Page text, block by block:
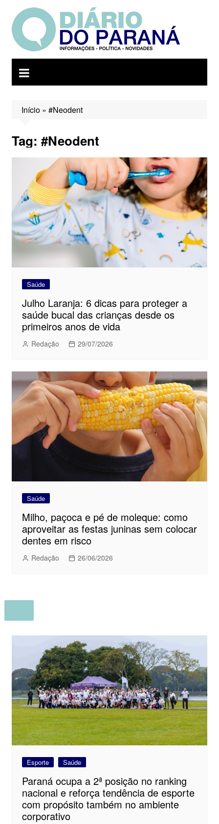
para
conteúdo
Início» #Neodent
Tag: #Neodent
Saúde
Julho Laranja: 6 dicas para proteger a
saúde bucal das crianças desde os
primeiros anos de vida
Redação 29/07/2026
Saúde
Milho, paçoca e pé de moleque: como
aproveitar as festas juninas sem colocar
dentes em risco
Redação 26/06/2026
Esporte Saúde
Paraná ocupa a 2ª posição no ranking
nacional e reforça tendência de esporte
com propósito também no ambiente
corporativo